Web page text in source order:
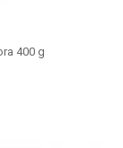
400 g